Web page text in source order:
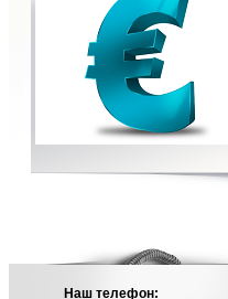
Наш телефон: